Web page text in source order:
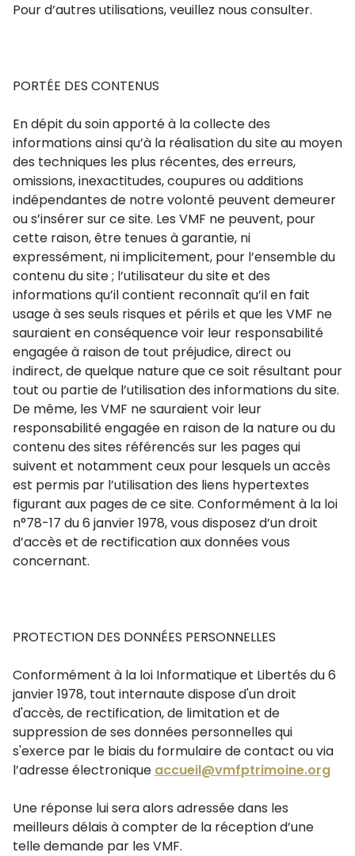
Pour d’autres utilisations, veuillez nous consulter.
PORTÉE DES CONTENUS
En dépit du soin apporté à la collecte des
informations ainsi qu’à la réalisation du site au moyen
des techniques les plus récentes, des erreurs,
omissions, inexactitudes, coupures ou additions
indépendantes de notre volonté peuvent demeurer
ou s’insérer sur ce site. Les VMF ne peuvent, pour
cette raison, être tenues à garantie, ni
expressément, ni implicitement, pour l’ensemble du
contenu du site ; l’utilisateur du site et des
informations qu’il contient reconnaît qu’il en fait
usage à ses seuls risques et périls et que les VMF ne
sauraient en conséquence voir leur responsabilité
engagée à raison de tout préjudice, direct ou
indirect, de quelque nature que ce soit résultant pour
tout ou partie de l’utilisation des informations du site.
De même, les VMF ne sauraient voir leur
responsabilité engagée en raison de la nature ou du
contenu des sites référencés sur les pages qui
suivent et notamment ceux pour lesquels un accès
est permis par l’utilisation des liens hypertextes
figurant aux pages de ce site. Conformément à la loi
n°78-17 du 6 janvier 1978, vous disposez d’un droit
d’accès et de rectification aux données vous
concernant.
PROTECTION DES DONNÉES PERSONNELLES
Conformément à la loi Informatique et Libertés du 6
janvier 1978, tout internaute dispose d'un droit
d'accès, de rectification, de limitation et de
suppression de ses données personnelles qui
s'exerce par le biais du formulaire de contact ou via
l’adresse électronique accueil@vmfptrimoine.org
Une réponse lui sera alors adressée dans les
meilleurs délais à compter de la réception d’une
telle demande par les VMF.